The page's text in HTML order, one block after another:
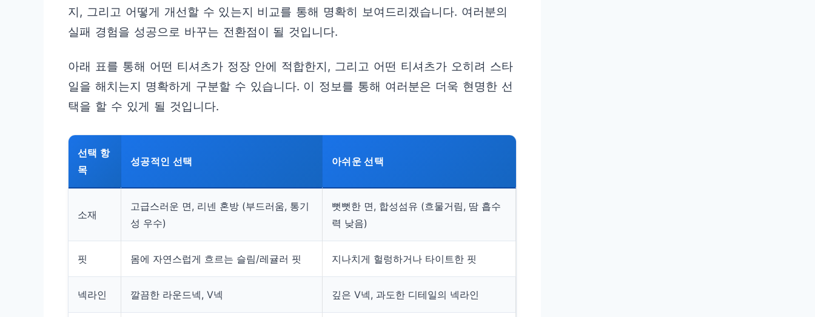
지, 그리고 어떻게 개선할 수 있는지 비교를 통해 명확히 보여드리겠습니다. 여러분의
실패 경험을 성공으로 바꾸는 전환점이 될 것입니다.
아래 표를 통해 어떤 티셔츠가 정장 안에 적합한지, 그리고 어떤 티셔츠가 오히려 스타
일을 해치는지 명확하게 구분할 수 있습니다. 이 정보를 통해 여러분은 더욱 현명한 선
택을 할 수 있게 될 것입니다.
선택 항
목
성공적인 선택 아쉬운 선택
소재
고급스러운 면, 리넨 혼방 (부드러움, 통기
성 우수)
뻣뻣한 면, 합성섬유 (흐물거림, 땀 흡수
력 낮음)
핏 몸에 자연스럽게 흐르는 슬림/레귤러 핏 지나치게 헐렁하거나 타이트한 핏
넥라인 깔끔한 라운드넥, V넥 깊은 V넥, 과도한 디테일의 넥라인